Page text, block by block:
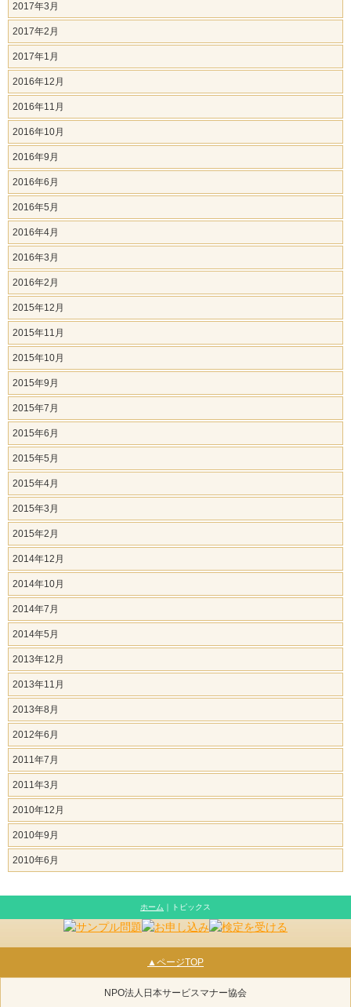
2017年3月
2017年2月
2017年1月
2016年12月
2016年11月
2016年10月
2016年9月
2016年6月
2016年5月
2016年4月
2016年3月
2016年2月
2015年12月
2015年11月
2015年10月
2015年9月
2015年7月
2015年6月
2015年5月
2015年4月
2015年3月
2015年2月
2014年12月
2014年10月
2014年7月
2014年5月
2013年12月
2013年11月
2013年8月
2012年6月
2011年7月
2011年3月
2010年12月
2010年9月
2010年6月
ホーム ｜トピックス
▲ページTOP
NPO法人日本サービスマナー協会